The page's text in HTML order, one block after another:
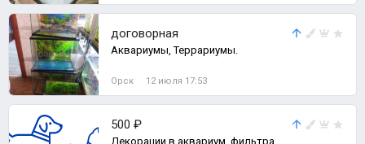
договорная
Аквариумы, Террариумы.
Орск 12 июля 17:53
500 ₽
Декорации в аквариум, фильтра,